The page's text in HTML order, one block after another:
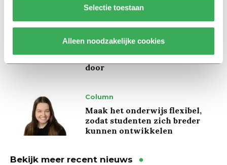
Selectie toestaan
Alleen noodzakelijke cookies
Achtergrond
Ritalin, koffie en
slaapmiddelen: zo komen
studenten de tentamenperiode
door
Column
Maak het onderwijs flexibel,
zodat studenten zich breder
kunnen ontwikkelen
Bekijk meer recent nieuws